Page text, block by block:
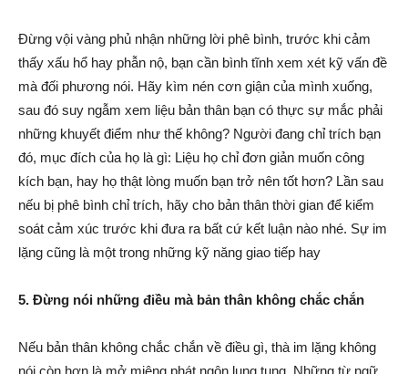
Đừng vội vàng phủ nhận những lời phê bình, trước khi cảm
thấy xấu hổ hay phẫn nộ, bạn cần bình tĩnh xem xét kỹ vấn đề
mà đối phương nói. Hãy kìm nén cơn giận của mình xuống,
sau đó suy ngẫm xem liệu bản thân bạn có thực sự mắc phải
những khuyết điểm như thế không? Người đang chỉ trích bạn
đó, mục đích của họ là gì: Liệu họ chỉ đơn giản muốn công
kích bạn, hay họ thật lòng muốn bạn trở nên tốt hơn? Lần sau
nếu bị phê bình chỉ trích, hãy cho bản thân thời gian để kiểm
soát cảm xúc trước khi đưa ra bất cứ kết luận nào nhé. Sự im
lặng cũng là một trong những kỹ năng giao tiếp hay
5. Đừng nói những điều mà bản thân không chắc chắn
Nếu bản thân không chắc chắn về điều gì, thà im lặng không
nói còn hơn là mở miệng phát ngôn lung tung. Những từ ngữ